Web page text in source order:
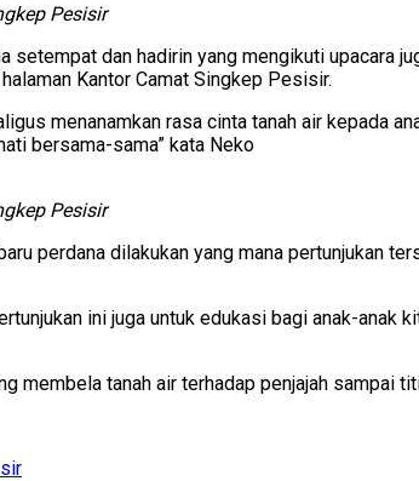
Pesisir
dan hadirin yang mengikuti upacara
Kantor Camat Singkep Pesisir.
menanamkan rasa cinta tanah air kepada
bersama-sama” kata Neko
Pesisir
perdana dilakukan yang mana pertunjukan
ini juga untuk edukasi bagi anak-
membela tanah air terhadap penjajah sampai